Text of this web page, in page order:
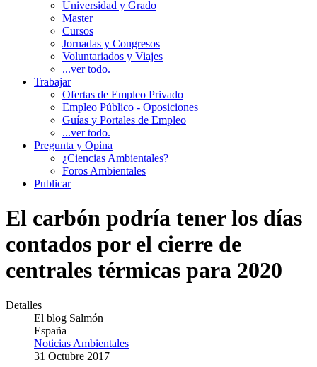
Universidad y Grado
Master
Cursos
Jornadas y Congresos
Voluntariados y Viajes
...ver todo.
Trabajar
Ofertas de Empleo Privado
Empleo Público - Oposiciones
Guías y Portales de Empleo
...ver todo.
Pregunta y Opina
¿Ciencias Ambientales?
Foros Ambientales
Publicar
El carbón podría tener los días
contados por el cierre de
centrales térmicas para 2020
Detalles
El blog Salmón
España
Noticias Ambientales
31 Octubre 2017